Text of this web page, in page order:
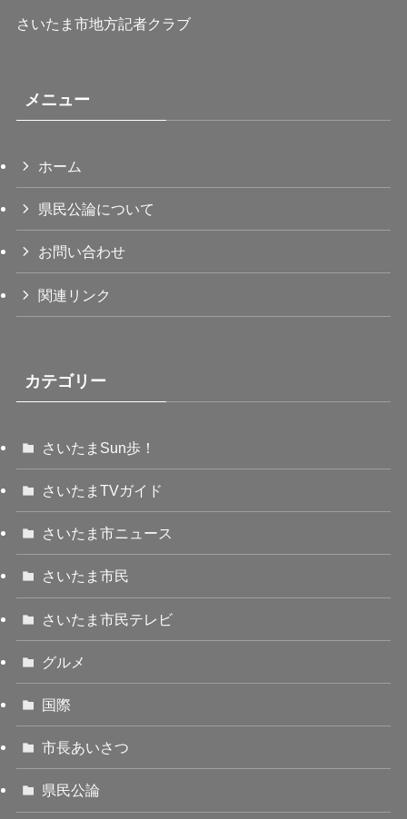
さいたま市地方記者クラブ
メニュー
ホーム
県民公論について
お問い合わせ
関連リンク
カテゴリー
さいたまSun歩！
さいたまTVガイド
さいたま市ニュース
さいたま市民
さいたま市民テレビ
グルメ
国際
市長あいさつ
県民公論